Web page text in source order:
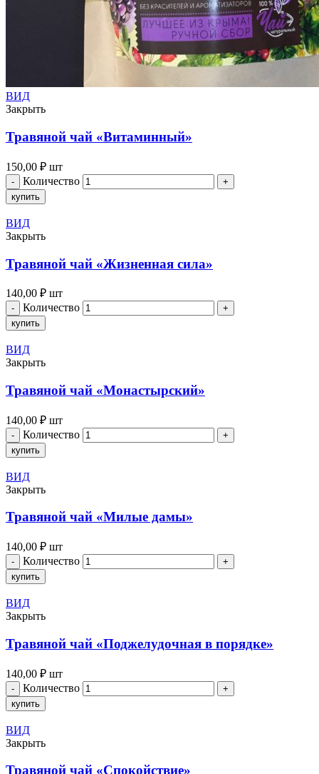
ВИД
Закрыть
Травяной чай «Витаминный»
150,00 ₽ шт
Количество
купить
ВИД
Закрыть
Травяной чай «Жизненная сила»
140,00 ₽ шт
Количество
купить
ВИД
Закрыть
Травяной чай «Монастырский»
140,00 ₽ шт
Количество
купить
ВИД
Закрыть
Травяной чай «Милые дамы»
140,00 ₽ шт
Количество
купить
ВИД
Закрыть
Травяной чай «Поджелудочная в порядке»
140,00 ₽ шт
Количество
купить
ВИД
Закрыть
Травяной чай «Спокойствие»